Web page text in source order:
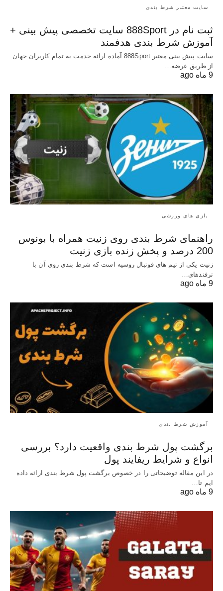
سایت معتبر شرط بندی
ثبت نام در 888Sport سایت تخصصی پیش بینی +
آموزش شرط بندی هدفمند
سایت پیش بینی معتبر 888Sport آماده ارائه خدمت به تمام کاربران جهان
از طریق عرضه…
9 ماه ago
بازی های ورزشی
راهنمای شرط بندی روی زنیت همراه با بونوس
200 درصد و پخش زنده بازی زنیت
زنیت یکی از تیم های فوتبال روسیه است که شرط بندی روی آن با
ترفندهای…
9 ماه ago
آموزش شرط بندی
برگشت پول شرط بندی واقعیت دارد؟ بررسی
انواع و شرایط ریفایند پول
در این مقاله توضیحاتی را در خصوص برگشت پول شرط بندی ارائه داده
ایم تا…
9 ماه ago